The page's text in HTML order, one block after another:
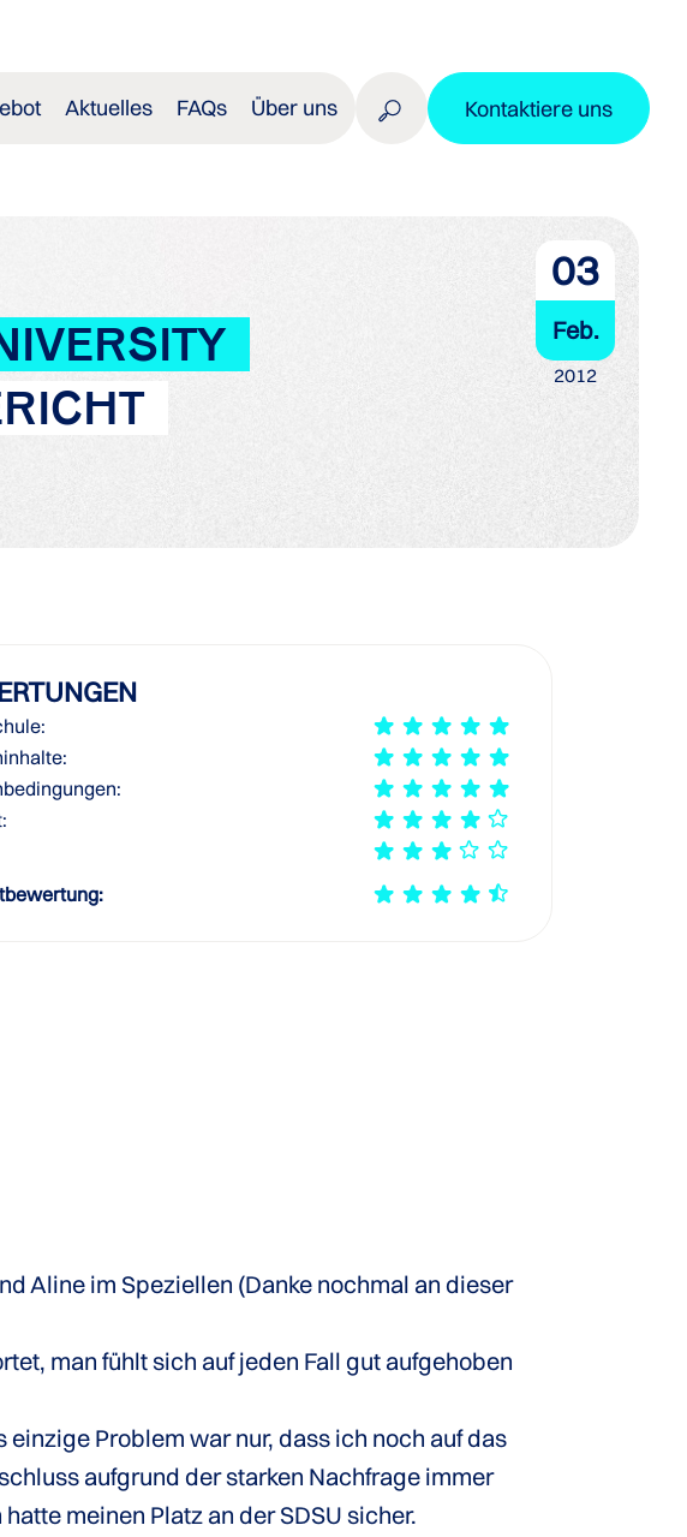
Aktuelles FAQs Über uns Kontaktiere uns
03
Feb.
2012
Aline im Speziellen (Danke nochmal an dieser
man fühlt sich auf jeden Fall gut aufgehoben
Problem war nur, dass ich noch auf das
aufgrund der starken Nachfrage immer
meinen Platz an der SDSU sicher.